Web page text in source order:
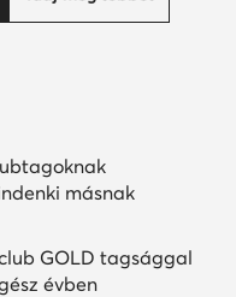
másnak
GOLD tagsággal
évben